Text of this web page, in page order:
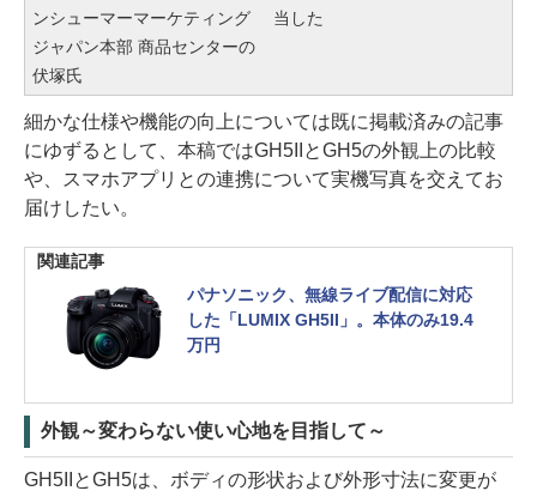
ンシューマーマーケティング
ジャパン本部 商品センターの
伏塚氏
当した
細かな仕様や機能の向上については既に掲載済みの記事
にゆずるとして、本稿ではGH5IIとGH5の外観上の比較
や、スマホアプリとの連携について実機写真を交えてお
届けしたい。
関連記事
パナソニック、無線ライブ配信に対応
した「LUMIX GH5II」。本体のみ19.4
万円
外観～変わらない使い心地を目指して～
GH5IIとGH5は、ボディの形状および外形寸法に変更が